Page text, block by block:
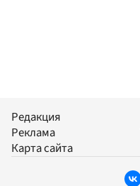
Редакция
Реклама
Карта сайта